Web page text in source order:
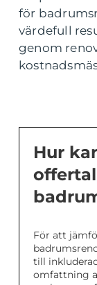
för
värdefull
genom
Hur
För att
till
omfattning